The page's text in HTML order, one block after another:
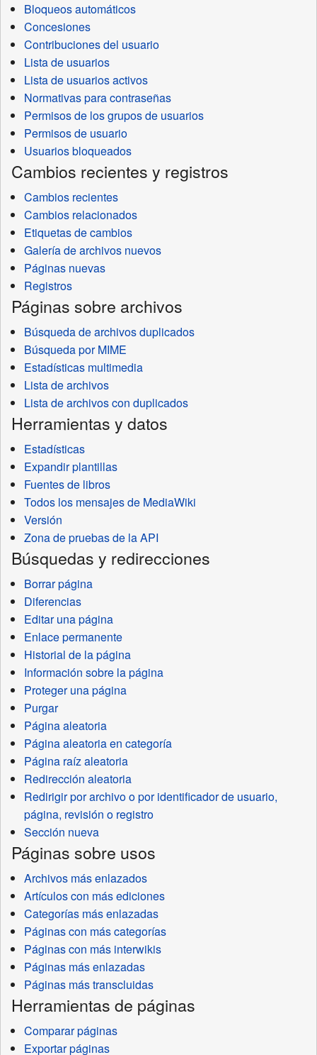
Bloqueos automáticos
Concesiones
Contribuciones del usuario
Lista de usuarios
Lista de usuarios activos
Normativas para contraseñas
Permisos de los grupos de usuarios
Permisos de usuario
Usuarios bloqueados
Cambios recientes y registros
Cambios recientes
Cambios relacionados
Etiquetas de cambios
Galería de archivos nuevos
Páginas nuevas
Registros
Páginas sobre archivos
Búsqueda de archivos duplicados
Búsqueda por MIME
Estadísticas multimedia
Lista de archivos
Lista de archivos con duplicados
Herramientas y datos
Estadísticas
Expandir plantillas
Fuentes de libros
Todos los mensajes de MediaWiki
Versión
Zona de pruebas de la API
Búsquedas y redirecciones
Borrar página
Diferencias
Editar una página
Enlace permanente
Historial de la página
Información sobre la página
Proteger una página
Purgar
Página aleatoria
Página aleatoria en categoría
Página raíz aleatoria
Redirección aleatoria
Redirigir por archivo o por identificador de usuario,
página, revisión o registro
Sección nueva
Páginas sobre usos
Archivos más enlazados
Artículos con más ediciones
Categorías más enlazadas
Páginas con más categorías
Páginas con más interwikis
Páginas más enlazadas
Páginas más transcluidas
Herramientas de páginas
Comparar páginas
Exportar páginas